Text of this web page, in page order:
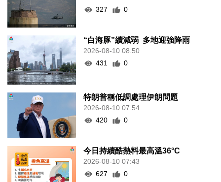
327
0
“白海豚”續減弱 多地迎強降雨
2026-08-10 08:50
431
0
特朗普稱低調處理伊朗問題
2026-08-10 07:54
420
0
今日持續酷熱料最高溫36°C
2026-08-10 07:43
627
0